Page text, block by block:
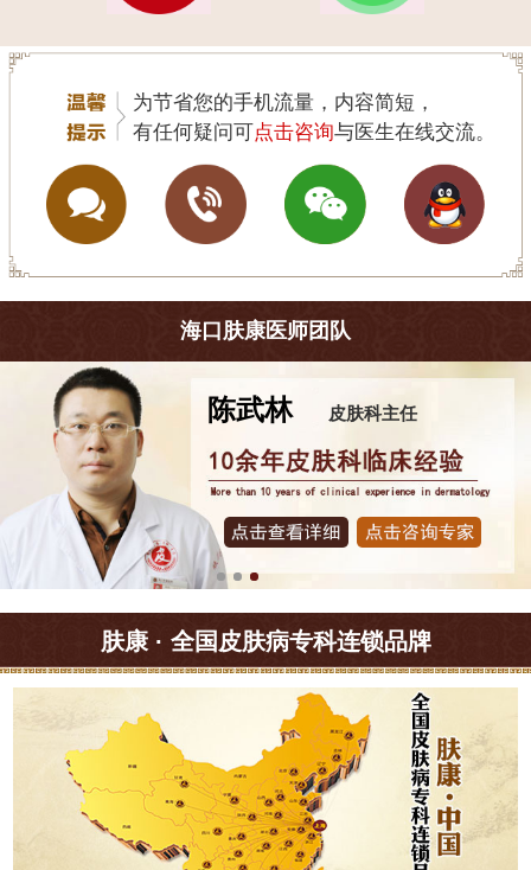
为节省您的手机流量，内容简短，
有任何疑问可点击咨询与医生在线交流。
海口肤康医师团队
王珍 皮肤科主任
肤康 · 全国皮肤病专科连锁品牌